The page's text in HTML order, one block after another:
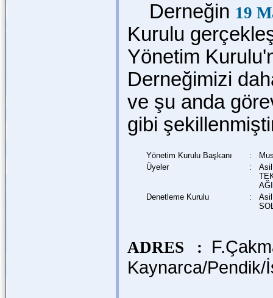
Derneğin 19
Kurulu
Yönetim
Derneğimizi
ve şu anda
gibi
Yönetim Kurulu Başkanı :
Üyeler
:
Denetleme Kurulu
:
ADRES :
Kaynarca/Pendik/